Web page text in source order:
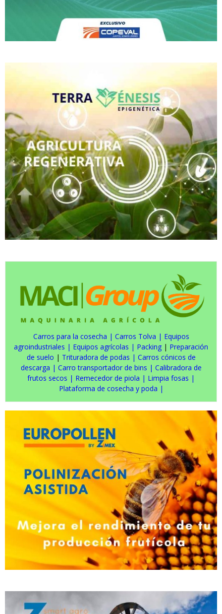
Carros para la cosecha | Carros Tolva | Equipos
agroindustriales | Equipos agrícolas | Packing | Preparación
de suelo | Trituradora de podas | Carros cónicos de
descarga | Carro transportador de bins | Calibradora de
frutos secos | Remecedor de piola | Limpia fosas |
Plataforma de cosecha y poda |